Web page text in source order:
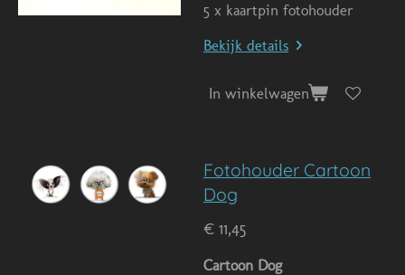
5 x kaartpin fotohouder
Bekijk details
In winkelwagen
Fotohouder Cartoon
Dog
€ 11,45
Cartoon Dog